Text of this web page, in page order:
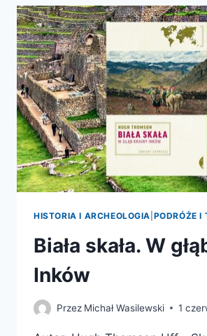
PISARZY
O
HISTORIA I ARCHEOLOGIA PODRÓŻE I
Biała skała. W
Inków
Przez Michał Wasilewski 1